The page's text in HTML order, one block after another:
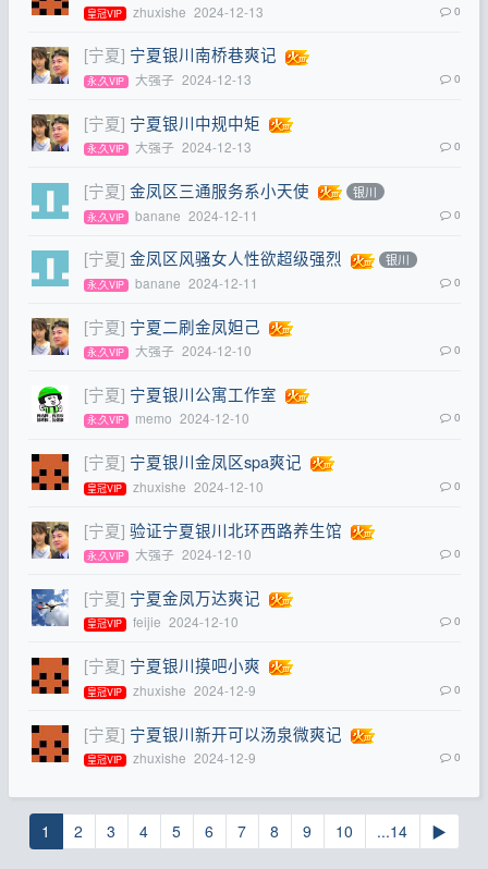
皇冠VIP zhuxishe 2024-12-13 0
[宁夏] 宁夏银川南桥巷爽记
永,久VIP 大强子 2024-12-13 0
[宁夏] 宁夏银川中规中矩
永,久VIP 大强子 2024-12-13 0
[宁夏] 金凤区三通服务系小天使 银川
永,久VIP banane 2024-12-11 0
[宁夏] 金凤区风骚女人性欲超级强烈 银川
永,久VIP banane 2024-12-11 0
[宁夏] 宁夏二刷金凤妲己
永,久VIP 大强子 2024-12-10 0
[宁夏] 宁夏银川公寓工作室
永,久VIP memo 2024-12-10 0
[宁夏] 宁夏银川金凤区spa爽记
皇冠VIP zhuxishe 2024-12-10 0
[宁夏] 验证宁夏银川北环西路养生馆
永,久VIP 大强子 2024-12-10 0
[宁夏] 宁夏金凤万达爽记
皇冠VIP feijie 2024-12-10 0
[宁夏] 宁夏银川摸吧小爽
皇冠VIP zhuxishe 2024-12-9 0
[宁夏] 宁夏银川新开可以汤泉微爽记
皇冠VIP zhuxishe 2024-12-9 0
1 2 3 4 5 6 7 8 9 10 ...14 ▶